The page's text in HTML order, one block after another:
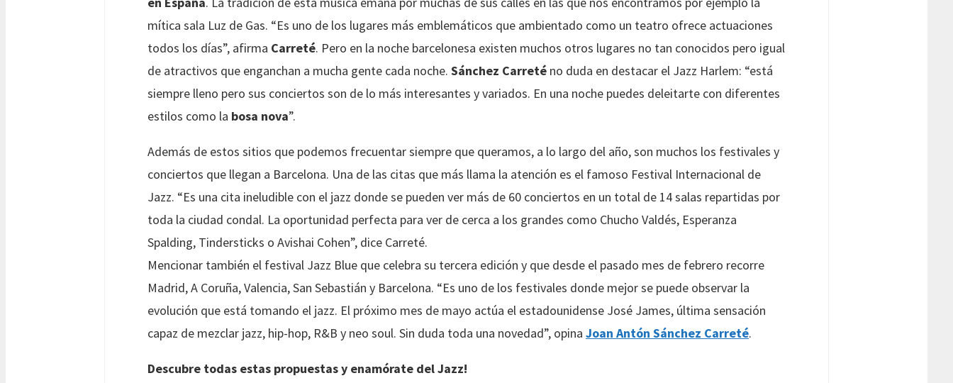
mítica sala Luz de Gas. “Es uno de los lugares más emblemáticos que ambientado como un teatro ofrece actuaciones
todos los días”, afirma Carreté. Pero en la noche barcelonesa existen muchos otros lugares no tan conocidos pero igual
de atractivos que enganchan a mucha gente cada noche. Sánchez Carreté no duda en destacar el Jazz Harlem: “está
siempre lleno pero sus conciertos son de lo más interesantes y variados. En una noche puedes deleitarte con diferentes
estilos como la bosa nova”.
Además de estos sitios que podemos frecuentar siempre que queramos, a lo largo del año, son muchos los festivales y
conciertos que llegan a Barcelona. Una de las citas que más llama la atención es el famoso Festival Internacional de
Jazz. “Es una cita ineludible con el jazz donde se pueden ver más de 60 conciertos en un total de 14 salas repartidas por
toda la ciudad condal. La oportunidad perfecta para ver de cerca a los grandes como Chucho Valdés, Esperanza
Spalding, Tindersticks o Avishai Cohen”, dice Carreté.
Mencionar también el festival Jazz Blue que celebra su tercera edición y que desde el pasado mes de febrero recorre
Madrid, A Coruña, Valencia, San Sebastián y Barcelona. “Es uno de los festivales donde mejor se puede observar la
evolución que está tomando el jazz. El próximo mes de mayo actúa el estadounidense José James, última sensación
capaz de mezclar jazz, hip-hop, R&B y neo soul. Sin duda toda una novedad”, opina Joan Antón Sánchez Carreté.
Descubre todas estas propuestas y enamórate del Jazz!